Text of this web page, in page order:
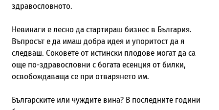
здравословното.
Невинаги е лесно да стартираш бизнес в България.
Въпросът е да имаш добра идея и упоритост да я
следваш. Соковете от истински плодове могат да са
още по-здравословни с богата есенция от билки,
освобождаваща се при отварянето им.
Българските или чуждите вина? В последните години